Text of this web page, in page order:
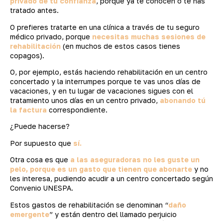
tratado antes.
O prefieres tratarte en una clínica a través de tu seguro
médico privado, porque necesitas muchas sesiones de
rehabilitación (en muchos de estos casos tienes
copagos).
O, por ejemplo, estás haciendo rehabilitación en un centro
concertado y la interrumpes porque te vas unos días de
vacaciones, y en tu lugar de vacaciones sigues con el
tratamiento unos días en un centro privado, abonando tú
la factura correspondiente.
¿Puede hacerse?
Por supuesto que sí.
Otra cosa es que a las aseguradoras no les guste un
pelo, porque es un gasto que tienen que abonarte y no
les interesa, pudiendo acudir a un centro concertado según
Convenio UNESPA.
Estos gastos de rehabilitación se denominan “daño
emergente” y están dentro del llamado perjuicio